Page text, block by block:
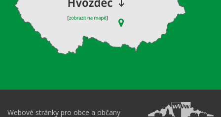
Webové stránky pro obce a občany